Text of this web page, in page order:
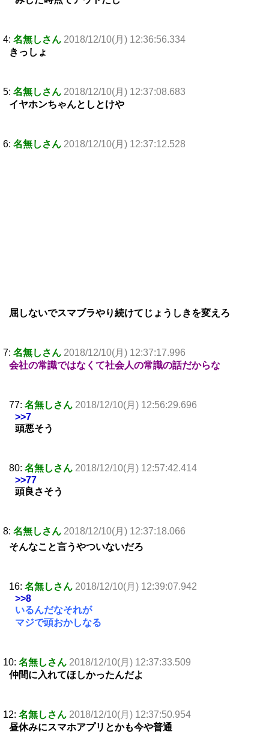
4: 名無しさん 2018/12/10(月) 12:36:56.334
きっしょ
5: 名無しさん 2018/12/10(月) 12:37:08.683
イヤホンちゃんとしとけや
6: 名無しさん 2018/12/10(月) 12:37:12.528
屈しないでスマブラやり続けてじょうしきを変えろ
7: 名無しさん 2018/12/10(月) 12:37:17.996
会社の常識ではなくて社会人の常識の話だからな
77: 名無しさん 2018/12/10(月) 12:56:29.696
>>7
頭悪そう
80: 名無しさん 2018/12/10(月) 12:57:42.414
>>77
頭良さそう
8: 名無しさん 2018/12/10(月) 12:37:18.066
そんなこと言うやついないだろ
16: 名無しさん 2018/12/10(月) 12:39:07.942
>>8
いるんだなそれが
マジで頭おかしなる
10: 名無しさん 2018/12/10(月) 12:37:33.509
仲間に入れてほしかったんだよ
12: 名無しさん 2018/12/10(月) 12:37:50.954
昼休みにスマホアプリとかも今や普通